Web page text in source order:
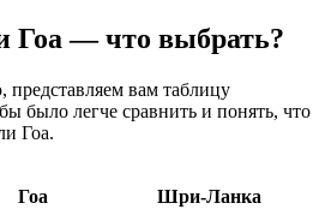
— что выбрать?
вам таблицу
было легче сравнить и понять, что
Гоа.
Гоа Шри-Ланка